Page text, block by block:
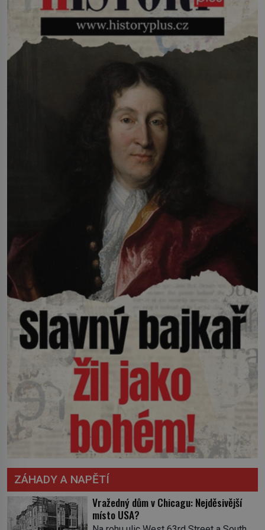
říct, že je to přírodní […]
ZÁHADY A NAPĚTÍ
Vražedný dům v Chicagu: Nejděsivější
místo USA?